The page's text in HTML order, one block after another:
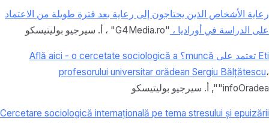
رعاية الأشخاص الذين يحتاجون إلى رعاية بعد فترة طويلة من الاعتماد
على الدراسة في أوراديا ، "G4Media.ro" ، أ. سيرجيو بوليتيسكو
Eti تعتمد على muncă؟ Află aici - o cercetate sociologică a
profesorului universitar orădean Sergiu Bălțătescu،
"infoOradea"
, أ. سيرجيو بوليتيسكو
Cercetare sociologică internațională pe tema stresului și epuizării